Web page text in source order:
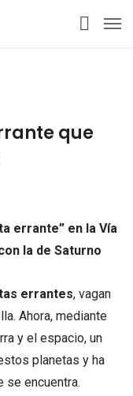
que
errante” en la Vía
la de Saturno
errantes, vagan
Ahora, mediante
y el espacio, un
planetas y ha
se encuentra.